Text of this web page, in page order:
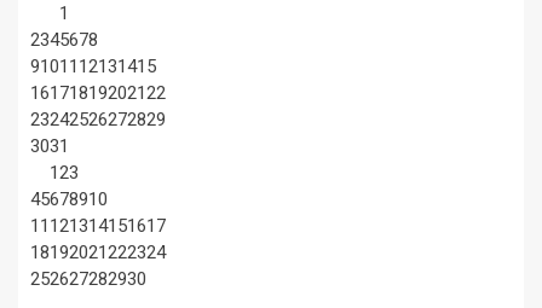
1
2345678
91011 12131415
16171819202122
23242526272829
3031
123
45678910
11 121314151617
18192021222324
252627282930